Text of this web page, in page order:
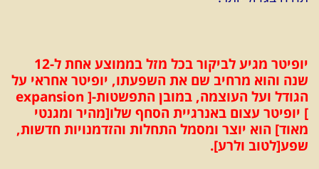
יופיטר מגיע לביקור בכל מזל בממוצע אחת ל-12
שנה והוא מרחיב שם את השפעתו, יופיטר אחראי על
הגודל ועל העוצמה, במובן התפשטות-[ expansion
] יופיטר עצום באנרגיית הסחף שלו[מהיר ומגנטי
מאוד] הוא יוצר ומסמל התחלות והזדמנויות חדשות,
שפע[לטוב ולרע].